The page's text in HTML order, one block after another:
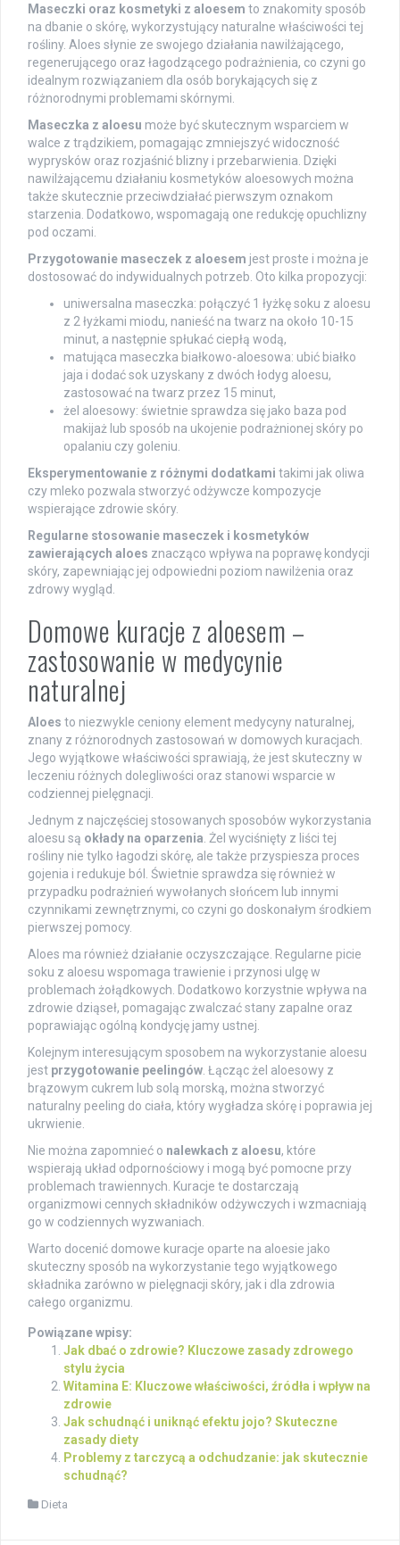
Maseczki oraz kosmetyki z aloesem to znakomity sposób
na dbanie o skórę, wykorzystujący naturalne właściwości tej
rośliny. Aloes słynie ze swojego działania nawilżającego,
regenerującego oraz łagodzącego podrażnienia, co czyni go
idealnym rozwiązaniem dla osób borykających się z
różnorodnymi problemami skórnymi.
Maseczka z aloesu może być skutecznym wsparciem w
walce z trądzikiem, pomagając zmniejszyć widoczność
wyprysków oraz rozjaśnić blizny i przebarwienia. Dzięki
nawilżającemu działaniu kosmetyków aloesowych można
także skutecznie przeciwdziałać pierwszym oznakom
starzenia. Dodatkowo, wspomagają one redukcję opuchlizny
pod oczami.
Przygotowanie maseczek z aloesem jest proste i można je
dostosować do indywidualnych potrzeb. Oto kilka propozycji:
uniwersalna maseczka: połączyć 1 łyżkę soku z aloesu
z 2 łyżkami miodu, nanieść na twarz na około 10-15
minut, a następnie spłukać ciepłą wodą,
matująca maseczka białkowo-aloesowa: ubić białko
jaja i dodać sok uzyskany z dwóch łodyg aloesu,
zastosować na twarz przez 15 minut,
żel aloesowy: świetnie sprawdza się jako baza pod
makijaż lub sposób na ukojenie podrażnionej skóry po
opalaniu czy goleniu.
Eksperymentowanie z różnymi dodatkami takimi jak oliwa
czy mleko pozwala stworzyć odżywcze kompozycje
wspierające zdrowie skóry.
Regularne stosowanie maseczek i kosmetyków
zawierających aloes znacząco wpływa na poprawę kondycji
skóry, zapewniając jej odpowiedni poziom nawilżenia oraz
zdrowy wygląd.
Domowe kuracje z aloesem –
zastosowanie w medycynie
naturalnej
Aloes to niezwykle ceniony element medycyny naturalnej,
znany z różnorodnych zastosowań w domowych kuracjach.
Jego wyjątkowe właściwości sprawiają, że jest skuteczny w
leczeniu różnych dolegliwości oraz stanowi wsparcie w
codziennej pielęgnacji.
Jednym z najczęściej stosowanych sposobów wykorzystania
aloesu są okłady na oparzenia . Żel wyciśnięty z liści tej
rośliny nie tylko łagodzi skórę, ale także przyspiesza proces
gojenia i redukuje ból. Świetnie sprawdza się również w
przypadku podrażnień wywołanych słońcem lub innymi
czynnikami zewnętrznymi, co czyni go doskonałym środkiem
pierwszej pomocy.
Aloes ma również działanie oczyszczające. Regularne picie
soku z aloesu wspomaga trawienie i przynosi ulgę w
problemach żołądkowych. Dodatkowo korzystnie wpływa na
zdrowie dziąseł, pomagając zwalczać stany zapalne oraz
poprawiając ogólną kondycję jamy ustnej.
Kolejnym interesującym sposobem na wykorzystanie aloesu
jest przygotowanie peelingów . Łącząc żel aloesowy z
brązowym cukrem lub solą morską, można stworzyć
naturalny peeling do ciała, który wygładza skórę i poprawia jej
ukrwienie.
Nie można zapomnieć o nalewkach z aloesu, które
wspierają układ odpornościowy i mogą być pomocne przy
problemach trawiennych. Kuracje te dostarczają
organizmowi cennych składników odżywczych i wzmacniają
go w codziennych wyzwaniach.
Warto docenić domowe kuracje oparte na aloesie jako
skuteczny sposób na wykorzystanie tego wyjątkowego
składnika zarówno w pielęgnacji skóry, jak i dla zdrowia
całego organizmu.
Powiązane wpisy:
Jak dbać o zdrowie? Kluczowe zasady zdrowego
stylu życia
Witamina E: Kluczowe właściwości, źródła i wpływ na
zdrowie
Jak schudnąć i uniknąć efektu jojo? Skuteczne
zasady diety
Problemy z tarczycą a odchudzanie: jak skutecznie
schudnąć?
Dieta